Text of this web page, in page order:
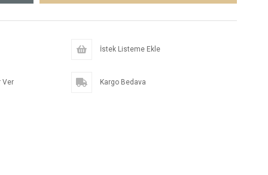
İstek Listeme Ekle
Ver Kargo Bedava